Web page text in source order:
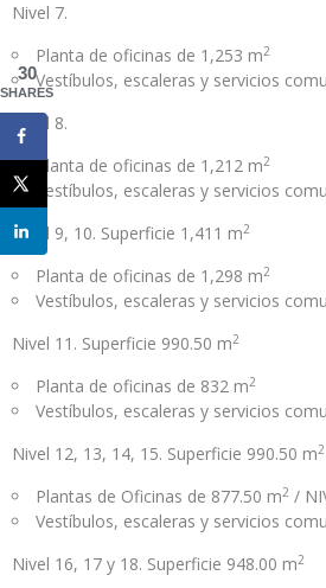
Nivel 7.
Planta de oficinas de 1,253 m2
Vestíbulos, escaleras y servicios
Nivel 8.
Planta de oficinas de 1,212 m2
Vestíbulos, escaleras y servicios
Nivel 9, 10. Superficie 1,411 m2
Planta de oficinas de 1,298 m2
Vestíbulos, escaleras y servicios
Nivel 11. Superficie 990.50 m2
Planta de oficinas de 832 m2
Vestíbulos, escaleras y servicios
Nivel 12, 13, 14, 15. Superficie 990.50 m2
Plantas de Oficinas de 877.50 m2 /
Vestíbulos, escaleras y servicios
Nivel 16, 17 y 18. Superficie 948.00 m2
30
SHARES